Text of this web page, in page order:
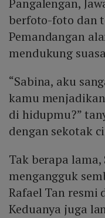
Pangalengan,
berfoto-foto dan
Pemandangan
mendukung
“Sabina, aku
kamu
di hidupmu?”
dengan sekotak
Tak berapa
mengangguk
Rafael Tan resmi
Keduanya juga